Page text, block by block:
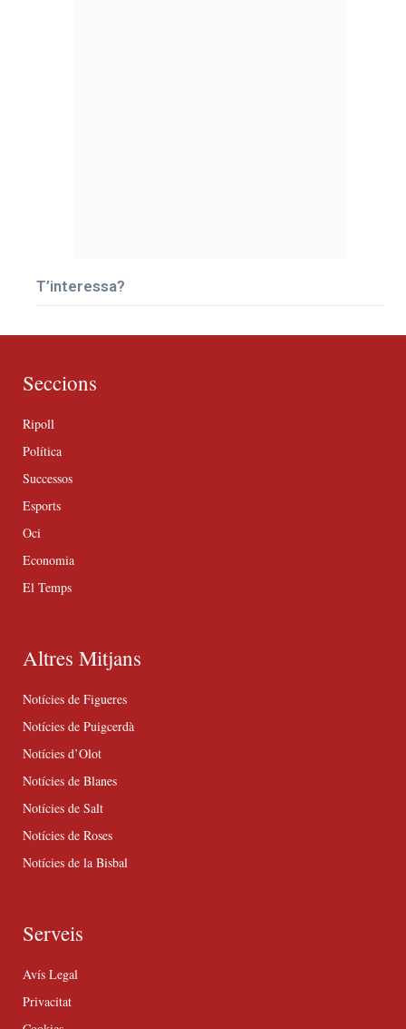
T’interessa?
Seccions
Ripoll
Política
Successos
Esports
Oci
Economia
El Temps
Altres Mitjans
Notícies de Figueres
Notícies de Puigcerdà
Notícies d’Olot
Notícies de Blanes
Notícies de Salt
Notícies de Roses
Notícies de la Bisbal
Serveis
Avís Legal
Privacitat